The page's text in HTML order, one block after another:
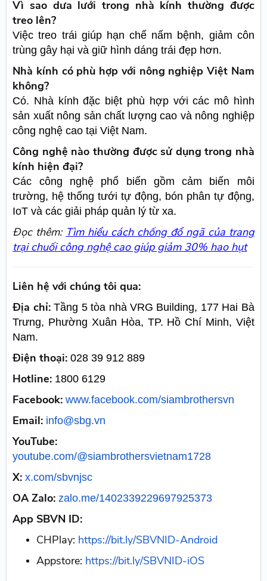
Vì sao dưa lưới trong nhà kính thường được
treo lên?
Việc treo trái giúp hạn chế nấm bệnh, giảm côn
trùng gây hại và giữ hình dáng trái đẹp hơn.
Nhà kính có phù hợp với nông nghiệp Việt Nam
không?
Có. Nhà kính đặc biệt phù hợp với các mô hình
sản xuất nông sản chất lượng cao và nông nghiệp
công nghệ cao tại Việt Nam.
Công nghệ nào thường được sử dụng trong nhà
kính hiện đại?
Các công nghệ phổ biến gồm cảm biến môi
trường, hệ thống tưới tự động, bón phân tự động,
IoT và các giải pháp quản lý từ xa.
Đọc thêm: Tìm hiểu cách chống đổ ngã của trang
trại chuối công nghệ cao giúp giảm 30% hao hụt
Liên hệ với chúng tôi qua:
Địa chỉ:Tầng 5 tòa nhà VRG Building, 177 Hai Bà
Trưng, Phường Xuân Hòa, TP. Hồ Chí Minh, Việt
Nam.
Điện thoại: 028 39 912 889
Hotline: 1800 6129
Facebook: www.facebook.com/siambrothersvn
Email: info@sbg.vn
YouTube:
youtube.com/@siambrothersvietnam1728
X: x.com/sbvnjsc
OA Zalo: zalo.me/1402339229697925373
App SBVN ID:
CHPlay: https://bit.ly/SBVNID-Android
Appstore: https://bit.ly/SBVNID-iOS​